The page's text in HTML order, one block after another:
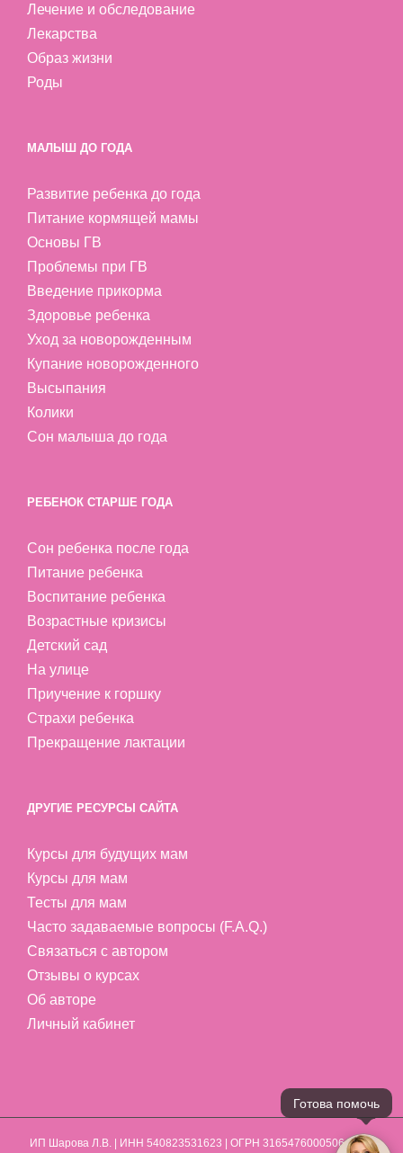
Лечение и обследование
Лекарства
Образ жизни
Роды
МАЛЫШ ДО ГОДА
Развитие ребенка до года
Питание кормящей мамы
Основы ГВ
Проблемы при ГВ
Введение прикорма
Здоровье ребенка
Уход за новорожденным
Купание новорожденного
Высыпания
Колики
Сон малыша до года
РЕБЕНОК СТАРШЕ ГОДА
Сон ребенка после года
Питание ребенка
Воспитание ребенка
Возрастные кризисы
Детский сад
На улице
Приучение к горшку
Страхи ребенка
Прекращение лактации
ДРУГИЕ РЕСУРСЫ САЙТА
Курсы для будущих мам
Курсы для мам
Тесты для мам
Часто задаваемые вопросы (F.A.Q.)
Связаться с автором
Отзывы о курсах
Об авторе
Личный кабинет
ИП Шарова Л.В. | ИНН 540823531623 | ОГРН 316547600050641 | ©
Готова помочь